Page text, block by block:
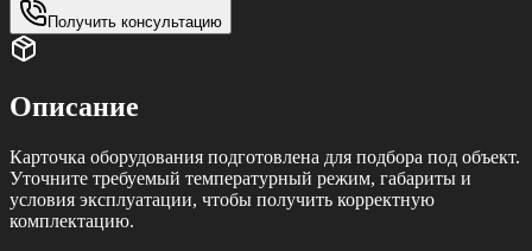
Получить консультацию
Описание
Карточка оборудования подготовлена для подбора под объект.
Уточните требуемый температурный режим, габариты и
условия эксплуатации, чтобы получить корректную
комплектацию.